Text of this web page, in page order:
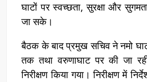
घाटों पर स्वच्छता, सुरक्षा और
जा सके।
बैठक के बाद प्रमुख सचिव ने नमो
तक तथा वरुणाघाट पर की जा
निरीक्षण किया गया। निरीक्षण में